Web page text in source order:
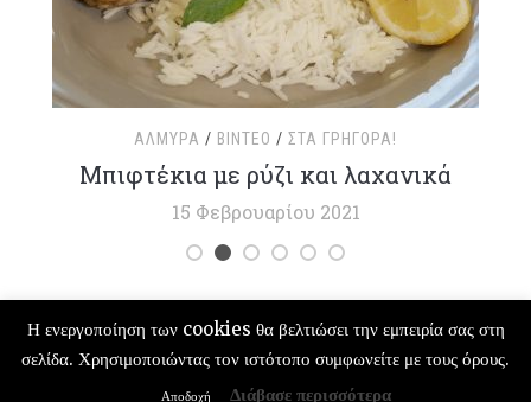
ΑΛΜΥΡΆ / ΒΊΝΤΕΟ / ΣΤΑ ΓΡΉΓΟΡΑ!
Μπιφτέκια με ρύζι και λαχανικά
15 Φεβρουαρίου 2021
COPYRIGHT © 2026 ΓΛΥΚΌ ΑΛΜΥΡΌ | ΣΥΝΤΑΓΈΣ ΜΑΓΕΙΡΙΚΉΣ — DESIGNED
Η ενεργοποίηση των cookies θα βελτιώσει την εμπειρία σας στη
σελίδα. Χρησιμοποιώντας τον ιστότοπο συμφωνείτε με τους όρους.
Αποδοχή Διάβασε περισσότερα